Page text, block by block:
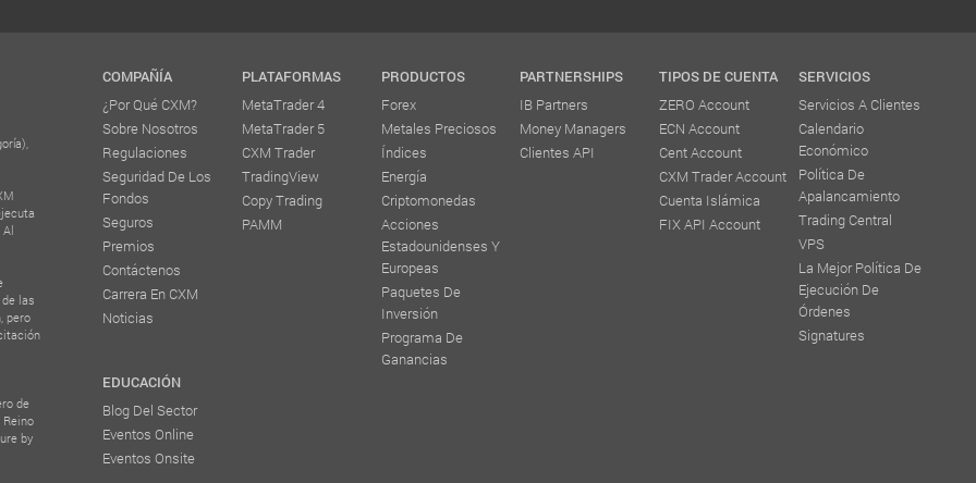
las
pero
de
by
COMPAÑÍA
¿Por Qué CXM?
Sobre Nosotros
Regulaciones
Seguridad De Los
Fondos
Seguros
Premios
Contáctenos
Carrera En CXM
Noticias
PLATAFORMAS
MetaTrader 4
MetaTrader 5
CXM Trader
TradingView
Copy Trading
PAMM
PRODUCTOS
Forex
Metales Preciosos
Índices
Energía
Criptomonedas
Acciones
Estadounidenses Y
Europeas
Paquetes De
Inversión
Programa De
Ganancias
PARTNERSHIPS
IB Partners
Money Managers
Clientes API
TIPOS DE CUENTA
ZERO Account
ECN Account
Cent Account
CXM Trader Account
Cuenta Islámica
FIX API Account
SERVICIOS
Servicios A Clientes
Calendario
Económico
Política De
Apalancamiento
Trading Central
VPS
La Mejor Política De
Ejecución De
Órdenes
Signatures
EDUCACIÓN
Blog Del Sector
Eventos Online
Eventos Onsite